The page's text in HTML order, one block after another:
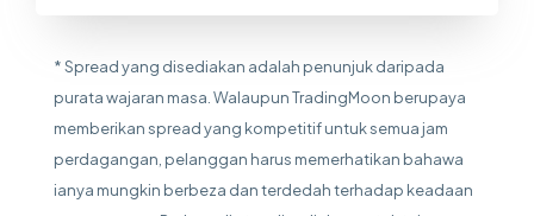
* Spread yang disediakan adalah penunjuk daripada
purata wajaran masa. Walaupun TradingMoon berupaya
memberikan spread yang kompetitif untuk semua jam
perdagangan, pelanggan harus memerhatikan bahawa
ianya mungkin berbeza dan terdedah terhadap keadaan